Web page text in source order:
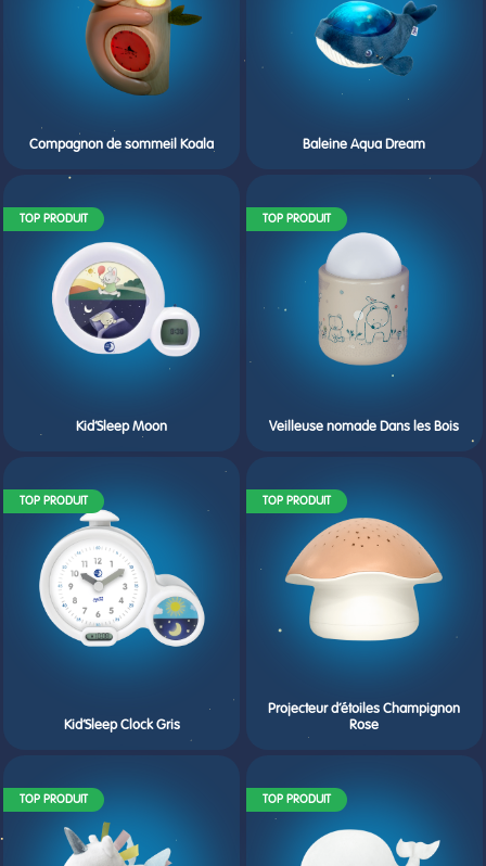
Compagnon de sommeil Koala Baleine Aqua Dream
TOP PRODUIT
Kid’Sleep Moon
TOP PRODUIT
Veilleuse nomade Dans les Bois
TOP PRODUIT
Kid’Sleep Clock Gris
TOP PRODUIT
Projecteur d’étoiles Champignon
Rose
TOP PRODUIT TOP PRODUIT